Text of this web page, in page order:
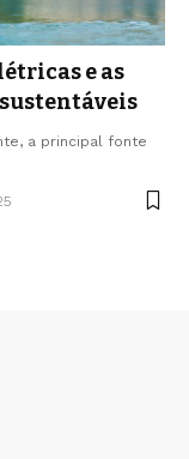
e as
a principal fonte